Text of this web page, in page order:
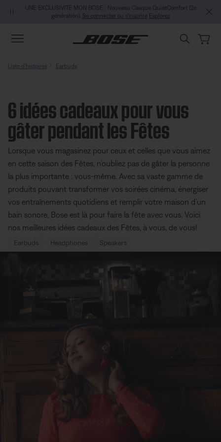
Aller au contenu principal
Passer au Clavardage de soutien
Aller au contenu du pied de page
Passer à la Déclaration d’accessibilité
UNE EXCLUSIVITÉ MON BOSE : Nouveau Casque QuietComfort (2e
génération).
Se connecter ou s’inscrire Explorez
Liste d’histoires Earbuds
6 idées cadeaux pour vous
gâter pendant les Fêtes
Lorsque vous magasinez pour ceux et celles que vous aimez
en cette saison des Fêtes, n’oubliez pas de gâter la personne
la plus importante : vous-même. Avec sa vaste gamme de
produits pouvant transformer vos soirées cinéma, énergiser
vos entraînements quotidiens et remplir votre maison d’un
bain sonore, Bose est là pour faire la fête avec vous. Voici
nos meilleures idées cadeaux des Fêtes, à vous, de vous!
Earbuds Headphones Speakers